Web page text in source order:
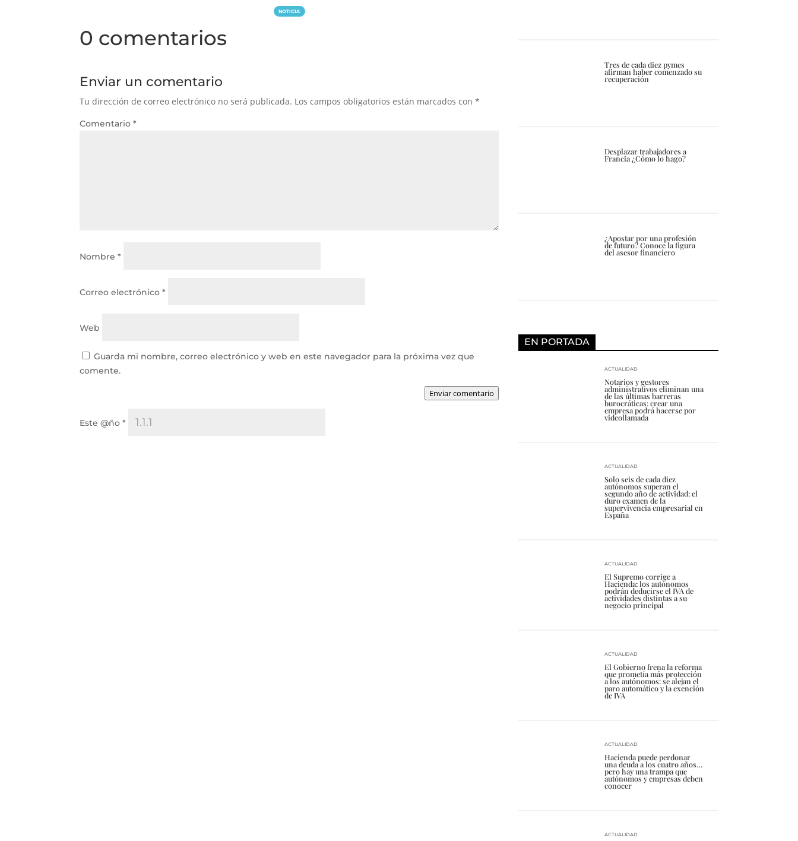
NOTICIA
0 comentarios
Enviar un comentario
Tu dirección de correo electrónico no será publicada. Los campos obligatorios están marcados con*
Comentario*
Nombre*
Correo electrónico*
Web
Guarda mi nombre, correo electrónico y web en este navegador para la próxima vez que
comente.
Enviar comentario
Este @ño*
Tres de cada diez pymes
afirman haber comenzado su
recuperación
Desplazar trabajadores a
Francia ¿Cómo lo hago?
¿Apostar por una profesión
de futuro? Conoce la figura
del asesor financiero
EN PORTADA
Notarios y gestores
administrativos eliminan una
de las últimas barreras
burocráticas: crear una
empresa podrá hacerse por
videollamada
ACTUALIDAD
Solo seis de cada diez
autónomos superan el
segundo año de actividad: el
duro examen de la
supervivencia empresarial en
España
ACTUALIDAD
El Supremo corrige a
Hacienda: los autónomos
podrán deducirse el IVA de
actividades distintas a su
negocio principal
ACTUALIDAD
El Gobierno frena la reforma
que prometía más protección
a los autónomos: se alejan el
paro automático y la exención
de IVA
ACTUALIDAD
Hacienda puede perdonar
una deuda a los cuatro años…
pero hay una trampa que
autónomos y empresas deben
conocer
ACTUALIDAD
ACTUALIDAD